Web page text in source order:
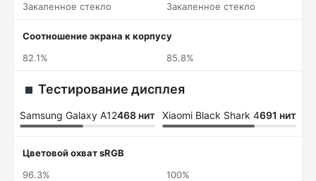
Закаленное стекло
Закаленное стекло
Соотношение экрана к корпусу
82.1%
85.8%
Тестирование дисплея
Samsung Galaxy A12468 нит Xiaomi Black Shark 4691 нит
Цветовой охват sRGB
96.3%
100%